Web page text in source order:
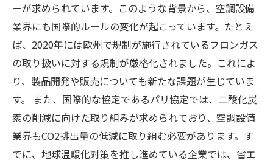
ーが求められています。このような背景から、空調設備
業界にも国際的ルールの変化が起こっています。たとえ
ば、2020年には欧州で規制が施行されているフロンガス
の取り扱いに対する規制が厳格化されました。これによ
り、製品開発や販売についても新たな課題が生じていま
す。 また、国際的な協定であるパリ協定では、二酸化炭
素の削減に向けた取り組みが求められており、空調設備
業界もCO2排出量の低減に取り組む必要があります。す
でに、地球温暖化対策を推し進めている企業では、省エ